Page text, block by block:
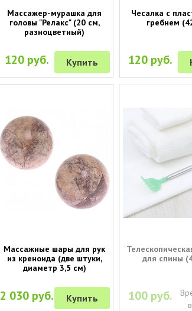
Массажер-мурашка для
головы "Релакс" (20 см,
разноцветный)
120 руб. Купить
Чесалка с
гребнем
120 руб.
Массажные шары для рук
из креноида (две штуки,
диаметр 3,5 см)
2 030 руб. Купить
для спины
100 руб.